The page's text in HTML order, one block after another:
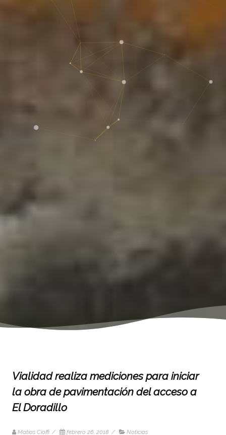
Vialidad realiza mediciones para iniciar
la obra de pavimentación del acceso a
El Doradillo
Matias Cioffi / febrero 26, 2018 / Noticias